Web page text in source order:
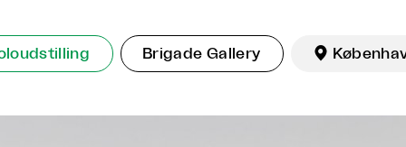
Brigade Gallery 